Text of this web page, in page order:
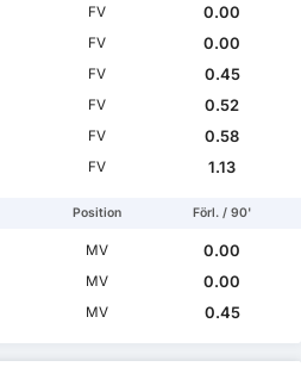
FV
0.00
FV
0.00
FV
0.45
FV
0.52
FV
0.58
FV 1.13
Position Förl. / 90'
MV
0.00
MV
0.00
MV 0.45